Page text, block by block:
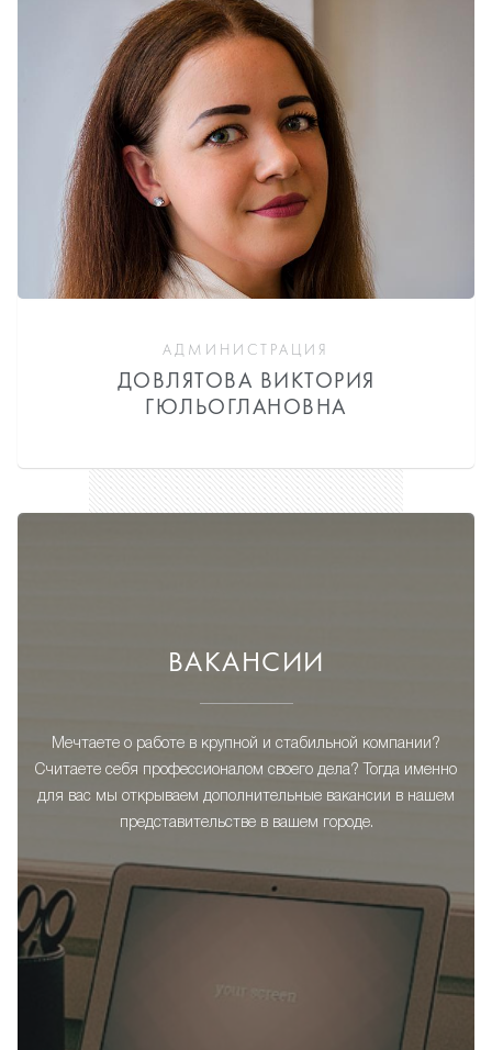
АДМИНИСТРАЦИЯ
ДОВЛЯТОВА ВИКТОРИЯ
ГЮЛЬОГЛАНОВНА
ВАКАНСИИ
Мечтаете о работе в крупной и стабильной компании?
Считаете себя профессионалом своего дела? Тогда именно
для вас мы открываем дополнительные вакансии в нашем
представительстве в вашем городе.